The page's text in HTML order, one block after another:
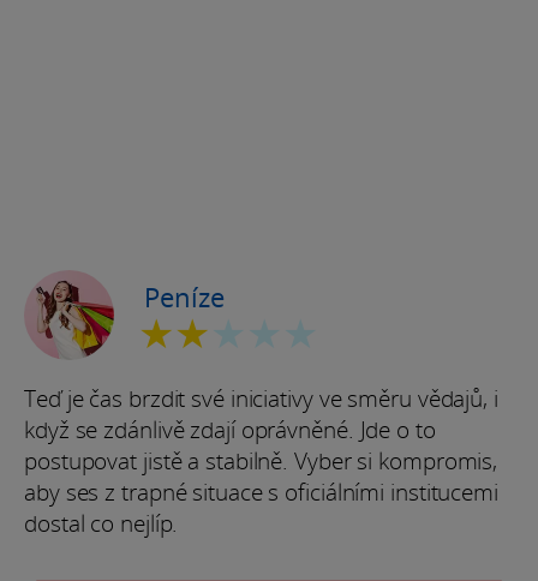
Peníze
★★★★★
Teď je čas brzdit své iniciativy ve směru vědajů, i
když se zdánlivě zdají oprávněné. Jde o to
postupovat jistě a stabilně. Vyber si kompromis,
aby ses z trapné situace s oficiálními institucemi
dostal co nejlíp.